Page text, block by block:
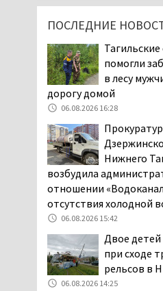
ПОСЛЕДНИЕ
Тагильские
помогли
в лесу
дорогу домой
06.08.2026 16:28
Нижнего
возбудила
отношении
отсутствия холодной
06.08.2026 15:42
Двое детей
при сходе
рельсов в
06.08.2026 14:25